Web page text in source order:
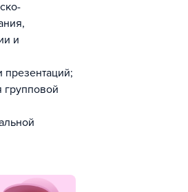
и
презентаций;
групповой